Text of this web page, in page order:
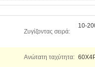
Ζυγίζοντας σειρά:
10-
Ανώτατη ταχύτητα: